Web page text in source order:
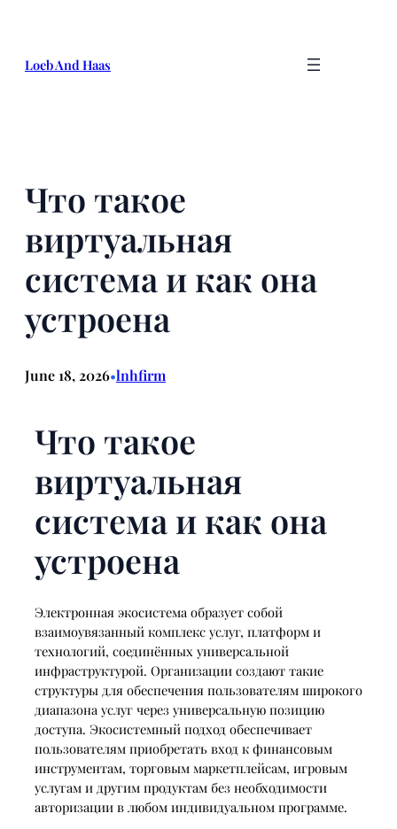
content
Loeb And Haas
Что такое
виртуальная
система и как она
устроена
June 18, 2026•lnhfirm
Что такое
виртуальная
система и как она
устроена
Электронная экосистема образует собой
взаимоувязанный комплекс услуг, платформ и
технологий, соединённых универсальной
инфраструктурой. Организации создают такие
структуры для обеспечения пользователям широкого
диапазона услуг через универсальную позицию
доступа. Экосистемный подход обеспечивает
пользователям приобретать вход к финансовым
инструментам, торговым маркетплейсам, игровым
услугам и другим продуктам без необходимости
авторизации в любом индивидуальном программе.